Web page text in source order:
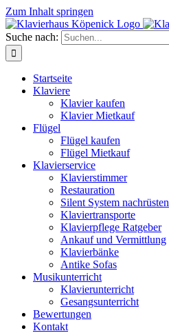
Zum Inhalt springen
Suche nach:
Startseite
Klaviere
Klavier kaufen
Klavier Mietkauf
Flügel
Flügel kaufen
Flügel Mietkauf
Klavierservice
Klavierstimmer
Restauration
Silent System nachrüsten
Klaviertransporte
Klavierpflege Ratgeber
Ankauf und Vermittlung
Klavierbänke
Antike Sofas
Musikunterricht
Klavierunterricht
Gesangsunterricht
Bewertungen
Kontakt